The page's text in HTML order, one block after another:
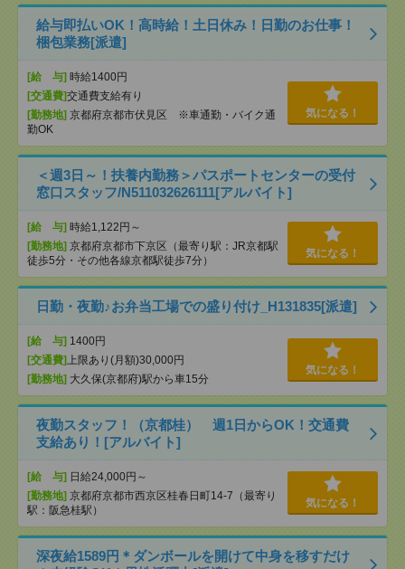
給与即払いOK！高時給！土日休み！日勤のお仕事！
梱包業務[派遣]
[給 与] 時給1400円
[交通費]交通費支給有り
[勤務地] 京都府京都市伏見区 ※車通勤・バイク通
勤OK
気になる！
＜週3日～！扶養内勤務＞パスポートセンターの受付
窓口スタッフ/N511032626111[アルバイト]
[給 与] 時給1,122円～
[勤務地] 京都府京都市下京区（最寄り駅：JR京都駅
徒歩5分・その他各線京都駅徒歩7分）
気になる！
日勤・夜勤♪お弁当工場での盛り付け_H131835[派遣]
[給 与] 1400円
[交通費] 上限あり(月額)30,000円
[勤務地] 大久保(京都府)駅から車15分
気になる！
夜勤スタッフ！（京都桂） 週1日からOK！交通費
支給あり！[アルバイト]
[給 与] 日給24,000円～
[勤務地] 京都府京都市西京区桂春日町14-7（最寄り
駅：阪急桂駅）
気になる！
深夜給1589円＊ダンボールを開けて中身を移すだけ